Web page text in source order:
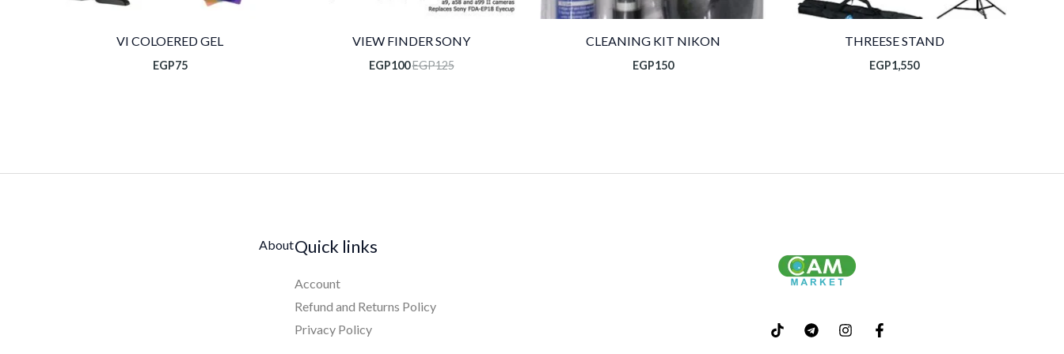
THREESE STAND
EGP1,550
CLEANING KIT NIKON
EGP150
VIEW FINDER SONY
EGP125
EGP100
VI COLOERED GEL
EGP75
Quick links
Account
Refund and Returns Policy
Privacy Policy
About